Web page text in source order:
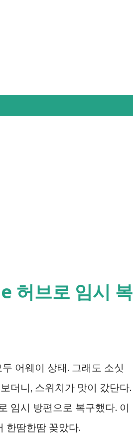
허브로 임시 복
어웨이 상태. 그래도 소싯
더니, 스위치가 맛이 갔단다.
임시 방편으로 복구했다. 이
한땀한땀 꽂았다.